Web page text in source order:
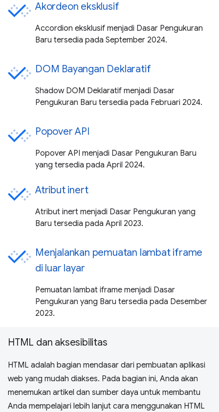
Akordeon eksklusif
Accordion eksklusif menjadi Dasar Pengukuran
Baru tersedia pada September 2024.
DOM Bayangan Deklaratif
Shadow DOM Deklaratif menjadi Dasar
Pengukuran Baru tersedia pada Februari 2024.
Popover API
Popover API menjadi Dasar Pengukuran Baru
yang tersedia pada April 2024.
Atribut inert
Atribut inert menjadi Dasar Pengukuran yang
Baru tersedia pada April 2023.
Menjalankan pemuatan lambat iframe
di luar layar
Pemuatan lambat iframe menjadi Dasar
Pengukuran yang Baru tersedia pada Desember
2023.
HTML dan aksesibilitas
HTML adalah bagian mendasar dari pembuatan aplikasi
web yang mudah diakses. Pada bagian ini, Anda akan
menemukan artikel dan sumber daya untuk membantu
Anda mempelajari lebih lanjut cara menggunakan HTML